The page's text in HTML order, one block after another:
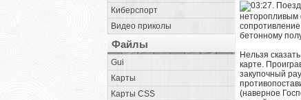
Киберспорт
Видео приколы
Файлы
Gui
Карты
Карты CSS
неторопливым
бетонному
Нельзя
карте.
закупочный
(наверное